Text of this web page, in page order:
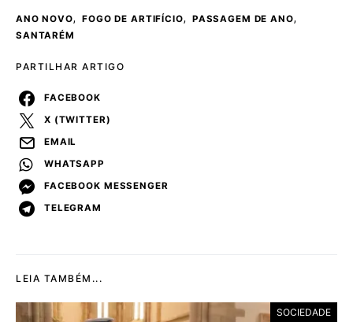
ANO NOVO, FOGO DE ARTIFÍCIO, PASSAGEM DE ANO,
SANTARÉM
PARTILHAR ARTIGO
FACEBOOK
X (TWITTER)
EMAIL
WHATSAPP
FACEBOOK MESSENGER
TELEGRAM
LEIA TAMBÉM...
SOCIEDADE